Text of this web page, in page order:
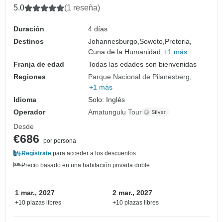
5.0 (1 reseña)
Duración
4 días
Destinos
Johannesburgo,Soweto, Pretoria,
Cuna de la Humanidad, +1 más
Franja de edad
Todas las edades son bienvenidas
Regiones
Parque Nacional de Pilanesberg
+1 más
Idioma
Solo: Inglés
Operador
Amatungulu Tour
Desde
€686
por persona
Regístrate para acceder a los descuentos
Precio basado en una habitación privada doble
1 mar., 2027
+10 plazas libres
2 mar., 2027
+10 plazas libres